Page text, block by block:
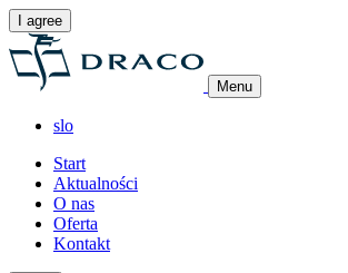
I agree
Menu
slo
Start
Aktualności
O nas
Oferta
Kontakt